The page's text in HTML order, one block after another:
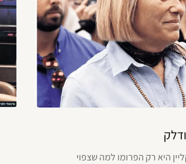
היא רק הפרומו למה שצפוי